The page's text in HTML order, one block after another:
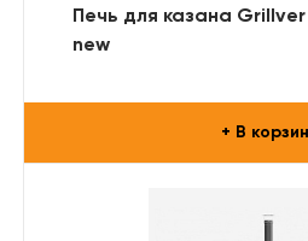
Печь для казана
new
+ В